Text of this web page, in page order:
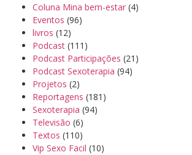
Coluna Mina bem-estar (4)
Eventos (96)
livros (12)
Podcast (111)
Podcast Participações (21)
Podcast Sexoterapia (94)
Projetos (2)
Reportagens (181)
Sexoterapia (94)
Televisão (6)
Textos (110)
Vip Sexo Facil (10)